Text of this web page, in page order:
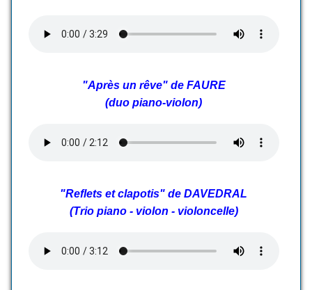
"Après un rêve" de FAURE
(duo piano-violon)
"Reflets et clapotis" de DAVEDRAL
(Trio piano - violon - violoncelle)